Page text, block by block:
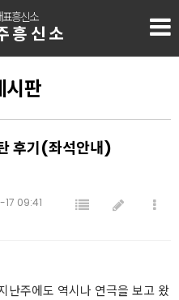
흥신소
흥신소
시판
후기(좌석안내)
09:41
난주에도 역시나 연극을 보고 왔